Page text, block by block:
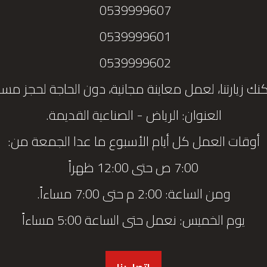
0539999607
0539999601
0539999602
زيارتنا، لعمل معاينة مجانية، دون الحاجة لحجز
العنوان: الرياض - الصناعية القديمة.
أوقات العمل كل أيام الأسبوع ما عدا الجمعة من:
7:00 ص حتى 12:00 ظهراً
ومن الساعة: 2:00 م حتى 7:00 مساءاً.
يوم الخميس: نعمل حتى الساعة 5:00 مساءاً